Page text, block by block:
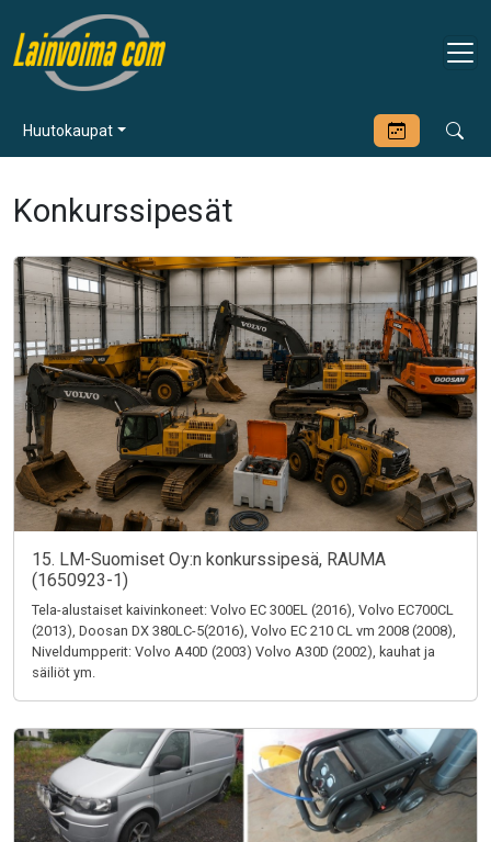
Huutokaupat
Konkurssipesät
15. LM-Suomiset Oy:n konkurssipesä, RAUMA
(1650923-1)
Tela-alustaiset kaivinkoneet: Volvo EC 300EL (2016), Volvo EC700CL
(2013), Doosan DX 380LC-5(2016), Volvo EC 210 CL vm 2008 (2008),
Niveldumpperit: Volvo A40D (2003) Volvo A30D (2002), kauhat ja
säiliöt ym.